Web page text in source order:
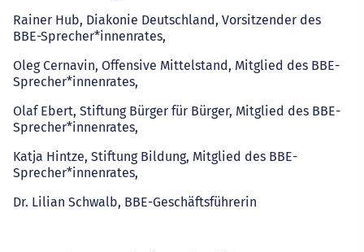
Rainer Hub, Diakonie Deutschland, Vorsitzender des
BBE-Sprecher*innenrates,
Oleg Cernavin, Offensive Mittelstand, Mitglied des BBE-
Sprecher*innenrates,
Olaf Ebert, Stiftung Bürger für Bürger, Mitglied des BBE-
Sprecher*innenrates,
Katja Hintze, Stiftung Bildung, Mitglied des BBE-
Sprecher*innenrates,
Dr. Lilian Schwalb, BBE-Geschäftsführerin